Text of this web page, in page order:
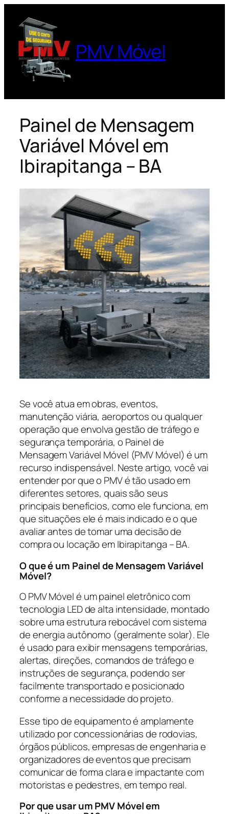
para
conteúdo
PMV Móvel
Painel de Mensagem
Variável Móvel em
Ibirapitanga – BA
Se você atua em obras, eventos,
manutenção viária, aeroportos ou qualquer
operação que envolva gestão de tráfego e
segurança temporária, o Painel de
Mensagem Variável Móvel (PMV Móvel) é um
recurso indispensável. Neste artigo, você vai
entender por que o PMV é tão usado em
diferentes setores, quais são seus
principais benefícios, como ele funciona, em
que situações ele é mais indicado e o que
avaliar antes de tomar uma decisão de
compra ou locação em Ibirapitanga – BA.
O que é um Painel de Mensagem Variável
Móvel?
O PMV Móvel é um painel eletrônico com
tecnologia LED de alta intensidade, montado
sobre uma estrutura rebocável com sistema
de energia autônomo (geralmente solar). Ele
é usado para exibir mensagens temporárias,
alertas, direções, comandos de tráfego e
instruções de segurança, podendo ser
facilmente transportado e posicionado
conforme a necessidade do projeto.
Esse tipo de equipamento é amplamente
utilizado por concessionárias de rodovias,
órgãos públicos, empresas de engenharia e
organizadores de eventos que precisam
comunicar de forma clara e impactante com
motoristas e pedestres, em tempo real.
Por que usar um PMV Móvel em